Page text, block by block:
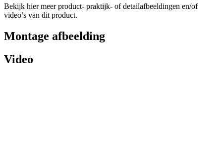
Bekijk hier meer product- praktijk- of detailafbeeldingen en/of
video’s van dit product.
Montage afbeelding
Video